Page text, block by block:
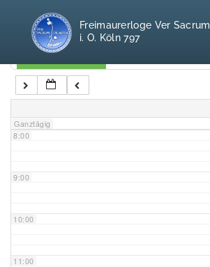
100 F.A.Q.
Freimaurerloge Ver Sacrum
i. O. Köln 797
Kategorien
Ganztägig
7:00
8:00
9:00
10:00
11:00